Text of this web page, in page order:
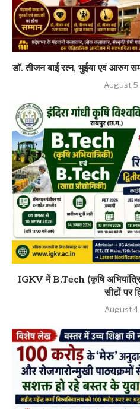
डॉ. तीजन बाई रत्न, भुईया एवं आरुग
August
IGKV में B.Tech (कृषि
सीटों पर
August